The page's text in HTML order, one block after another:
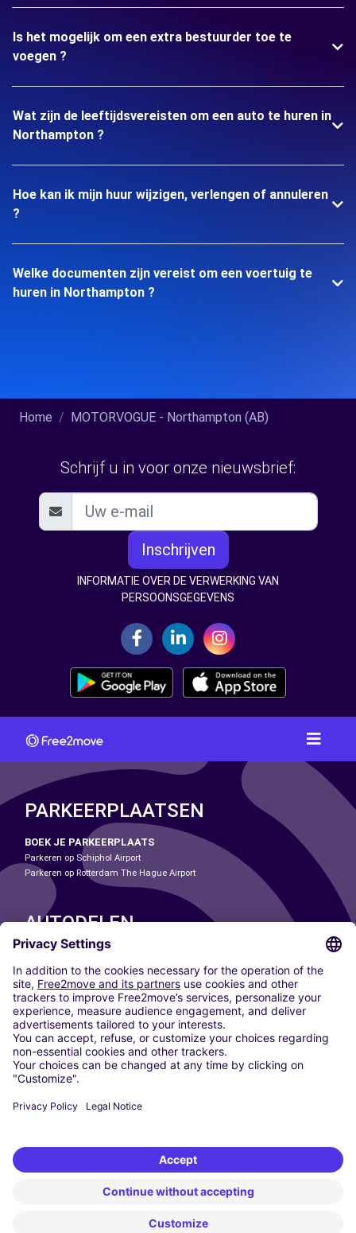
Is het mogelijk om een extra bestuurder toe te
voegen ?
Wat zijn de leeftijdsvereisten om een auto te huren in
Northampton ?
Hoe kan ik mijn huur wijzigen, verlengen of annuleren
?
Welke documenten zijn vereist om een voertuig te
huren in Northampton ?
Home MOTORVOGUE - Northampton (AB)
Schrijf u in voor onze nieuwsbrief:
Inschrijven
INFORMATIE OVER DE VERWERKING VAN
PERSOONSGEGEVENS
PARKEERPLAATSEN
BOEK JE PARKEERPLAATS
Parkeren op Schiphol Airport
Parkeren op Rotterdam The Hague Airport
AUTODELEN
ONZE STEDEN
Paris
Madrid
Washington DC
Milaan
Rome
Turijn
Wenen
Berlijn
Düsseldorf